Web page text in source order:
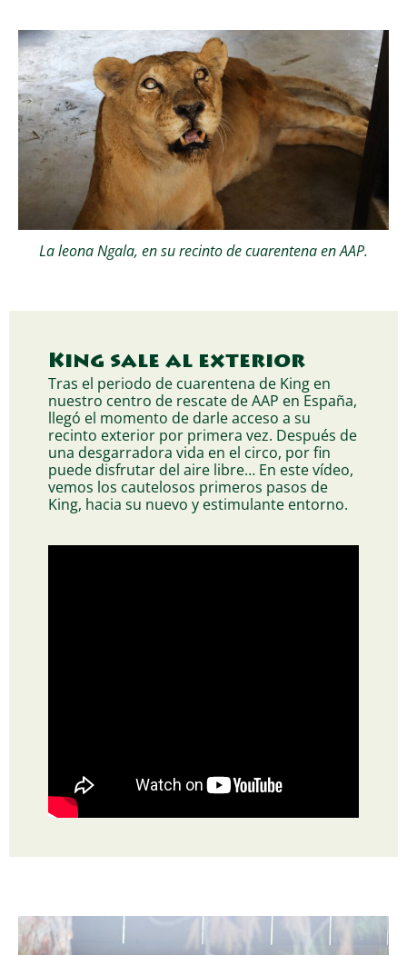
La leona Ngala, en su recinto de cuarentena en AAP.
King sale al exterior
Tras el periodo de cuarentena de King en
nuestro centro de rescate de AAP en España,
llegó el momento de darle acceso a su
recinto exterior por primera vez. Después de
una desgarradora vida en el circo, por fin
puede disfrutar del aire libre… En este vídeo,
vemos los cautelosos primeros pasos de
King, hacia su nuevo y estimulante entorno.